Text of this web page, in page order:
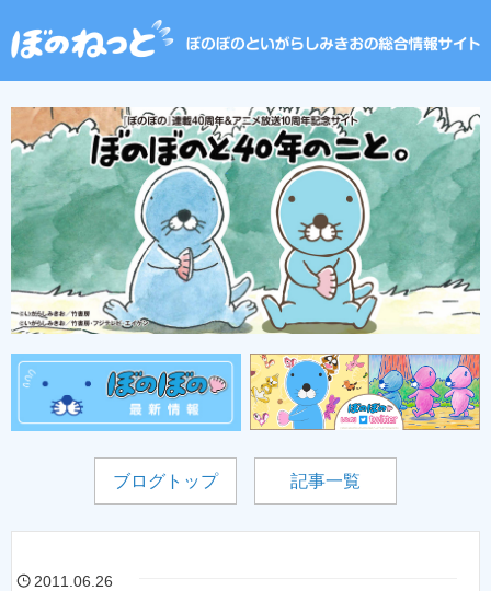
ブログトップ 記事一覧
2011.06.26